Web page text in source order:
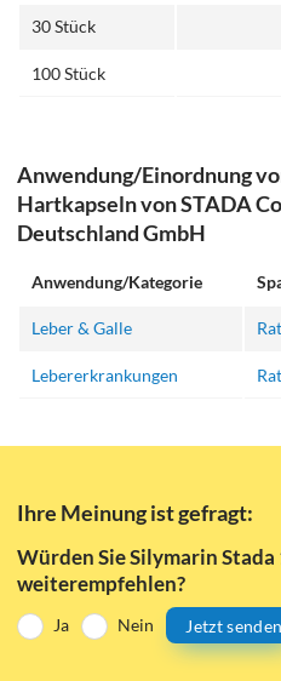
30 Stück
100 Stück
Anwendung/Einordnung
Hartkapseln von STADA
Deutschland GmbH
Anwendung/Kategorie
Leber & Galle
Lebererkrankungen
Ihre Meinung ist gefragt:
Würden Sie Silymarin
weiterempfehlen?
Ja Nein Jetzt senden